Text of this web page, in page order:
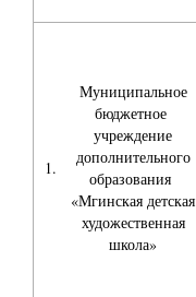
1.
Муниципальное
бюджетное
учреждение
дополнительного
образования
«Мгинская детская
художественная
школа»